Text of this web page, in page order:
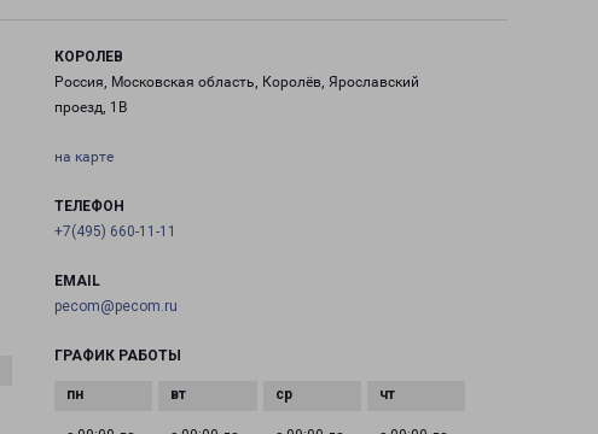
КОРОЛЕВ
Россия, Московская область, Королёв, Ярославский
проезд, 1В
на карте
ТЕЛЕФОН
+7(495) 660-11-11
EMAIL
pecom@pecom.ru
ГРАФИК РАБОТЫ